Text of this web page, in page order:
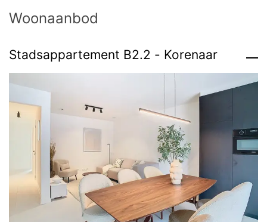
Woonaanbod
Stadsappartement B2.2 - Korenaar